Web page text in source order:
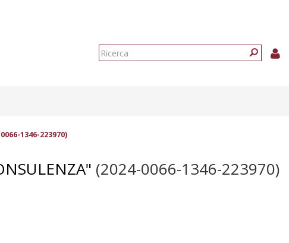
Form
1346-223970)
(2024-0066-1346-223970)